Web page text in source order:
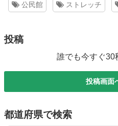
公民館 ストレッチ
投稿
誰でも今すぐ30
投稿画面
都道府県で検索